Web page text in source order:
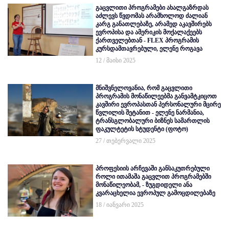
გაცვლითი პროგრამები ახალგაზრდას
აძლევს წვდომას არამხოლოდ ძალიან
კარგ განათლებაზე, არამედ აკავშირებს
ევროპისა და ამერიკის მოქალაქეებს
ქართველებთან - FLEX პროგრამის
კურსდამთავრებული, ელენე როგავა
12 / მაისი 2025
მნიშვნელოვანია, რომ გაცვლითი
პროგრამის მონაწილეებმა განვამტკიცოთ
კავშირი ევროპასთან პერსონალური მცირე
წვლილის შეტანით - ელენე ნარმანია,
ტრანსგლობალური ბიზნეს სამართლის
ფაკულტეტის სტუდენტი (ფოტო)
27 / თებერვალი 2025
პროფესიის არჩევაში განსაკუთრებული
როლი ითამაშა გაცვლით პროგრამებში
მონაწილეობამ, - ზუგდიდელი ანა
კვარაცხელია ევროპულ გამოცდილებაზე
18 / იანვარი 2025